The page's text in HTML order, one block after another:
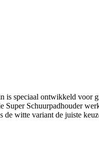
is speciaal ontwikkeld voor
Super Schuurpadhouder
de witte variant de juiste